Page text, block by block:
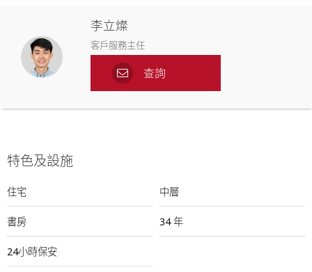
李立燦
客戶服務主任
查詢
特色及設施
住宅 中層
書房 34 年
24小時保安